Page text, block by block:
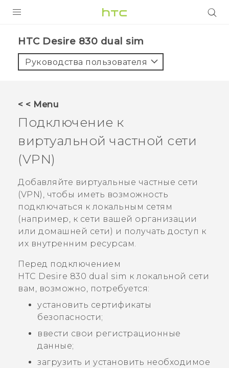
5G
VIVERSE
ПОДДЕРЖКА
HTC Desire 830 dual sim‎
Руководства пользователя
< < Menu
Подключение к
виртуальной частной сети
(VPN)
Добавляйте виртуальные частные сети
(VPN), чтобы иметь возможность
подключаться к локальным сетям
(например, к сети вашей организации
или домашней сети) и получать доступ к
их внутренним ресурсам.
Перед подключением
HTC Desire 830 dual sim к локальной сети
вам, возможно, потребуется:
установить сертификаты
безопасности;
ввести свои регистрационные
данные;
загрузить и установить необходимое